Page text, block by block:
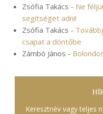
Zsófia Takács - Ne
segítséget adni!
Zsófia Takács -
csapat a döntőbe
Zámbó János -
Keresztnév vagy teljes